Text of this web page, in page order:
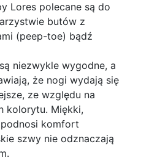
Lores polecane są do
butów z
(peep-toe) bądź
niezwykle wygodne, a
że nogi wydają się
ze względu na
kolorytu. Miękki,
podnosi komfort
szwy nie odznaczają